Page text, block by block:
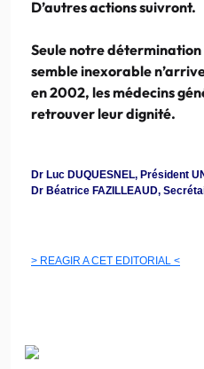
D’autres actions suivront.
Seule notre
semble inexorable
en 2002, les médecins
retrouver leur dignité.
Dr Luc DUQUESNEL, Président
Dr Béatrice FAZILLEAUD,
> REAGIR A CET EDITORIAL <